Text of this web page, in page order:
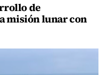
de
misión lunar con